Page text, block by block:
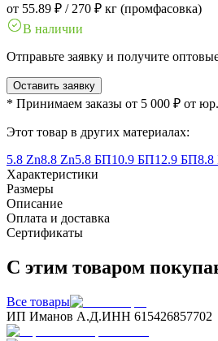
от 55.89 ₽ / 270 ₽ кг (промфасовка)
В наличии
Отправьте заявку и получите
Оставить заявку
* Принимаем заказы от 5 000 ₽ от
Этот товар в других материалах:
5.8 Zn8.8 Zn5.8 БП10.9 БП12.9 БП8.8
Характеристики
Размеры
Описание
Оплата и доставка
Сертификаты
С этим товаром
Все товары
ИП Иманов А.Д.ИНН 615426857702